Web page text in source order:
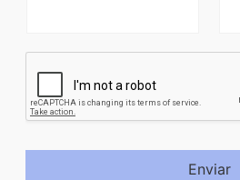
Enviar